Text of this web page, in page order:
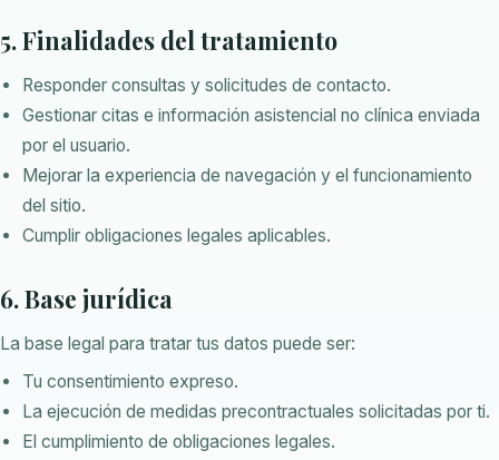
5. Finalidades del tratamiento
Responder consultas y solicitudes de contacto.
Gestionar citas e información asistencial no clínica enviada
por el usuario.
Mejorar la experiencia de navegación y el funcionamiento
del sitio.
Cumplir obligaciones legales aplicables.
6. Base jurídica
La base legal para tratar tus datos puede ser:
Tu consentimiento expreso.
La ejecución de medidas precontractuales solicitadas por ti.
El cumplimiento de obligaciones legales.